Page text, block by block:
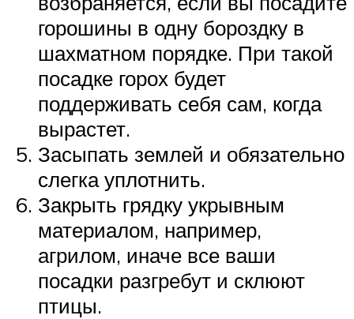
горошины в одну бороздку в
шахматном порядке. При такой
посадке горох будет
поддерживать себя сам, когда
вырастет.
Засыпать землей и обязательно
слегка уплотнить.
Закрыть грядку укрывным
материалом, например,
агрилом, иначе все ваши
посадки разгребут и склюют
птицы.